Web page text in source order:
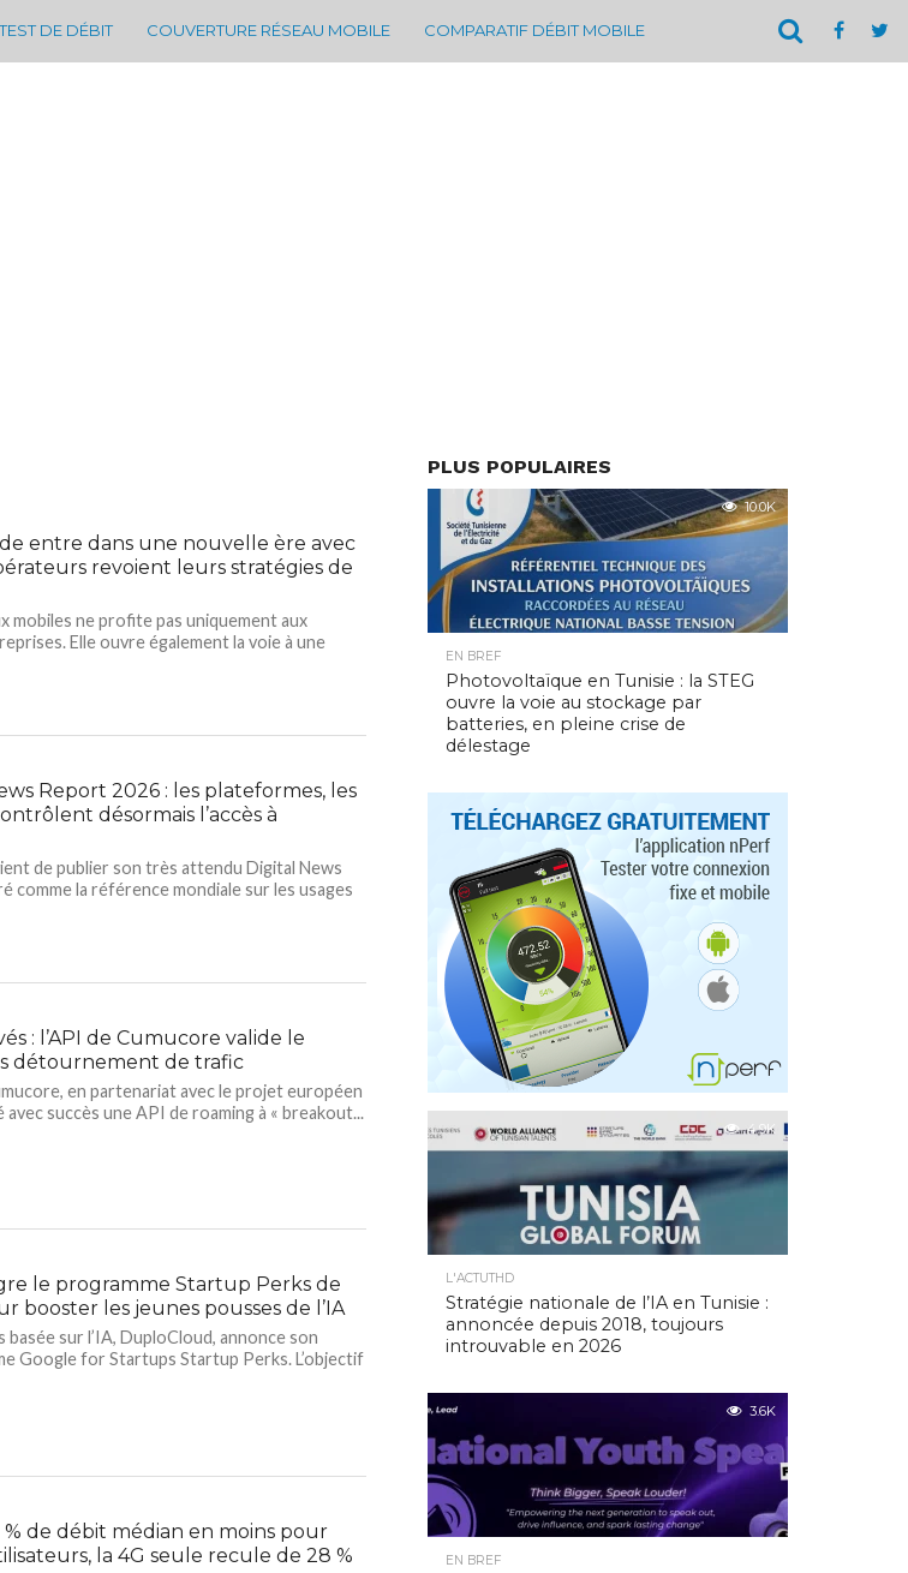
TEST DE DÉBIT COUVERTURE RÉSEAU MOBILE COMPARATIF DÉBIT MOBILE
entre dans une nouvelle ère avec
revoient leurs stratégies de
mobiles ne profite pas uniquement aux
Elle ouvre également la voie à une
Report 2026 : les plateformes, les
désormais l’accès à
de publier son très attendu Digital News
comme la référence mondiale sur les usages
: l’API de Cumucore valide le
détournement de trafic
en partenariat avec le projet européen
succès une API de roaming à « breakout...
le programme Startup Perks de
booster les jeunes pousses de l’IA
sur l’IA, DuploCloud, annonce son
Google for Startups Startup Perks. L’objectif
% de débit médian en moins pour
la 4G seule recule de 28 %
PLUS POPULAIRES
10.0K
EN BREF
Photovoltaïque en Tunisie : la STEG
ouvre la voie au stockage par
batteries, en pleine crise de
délestage
4.9K
L'ACTUTHD
Stratégie nationale de l’IA en Tunisie :
annoncée depuis 2018, toujours
introuvable en 2026
3.6K
EN BREF